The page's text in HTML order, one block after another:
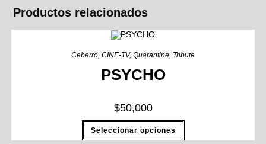
Productos relacionados
Ceberro CINE-TV, Quarantine Tribute
PSYCHO
$50,000
Seleccionar opciones